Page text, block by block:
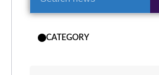
CATEGORY